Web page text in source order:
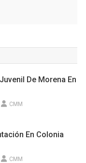
De Morena En
CMM
En Colonia
CMM